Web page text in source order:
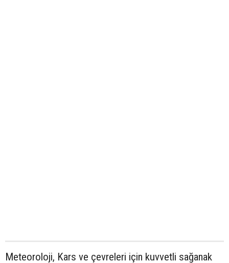
Meteoroloji, Kars ve çevreleri için kuvvetli sağanak